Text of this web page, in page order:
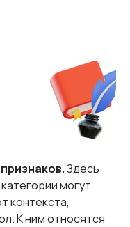
Здесь
могут
контекста,
К ним относятся